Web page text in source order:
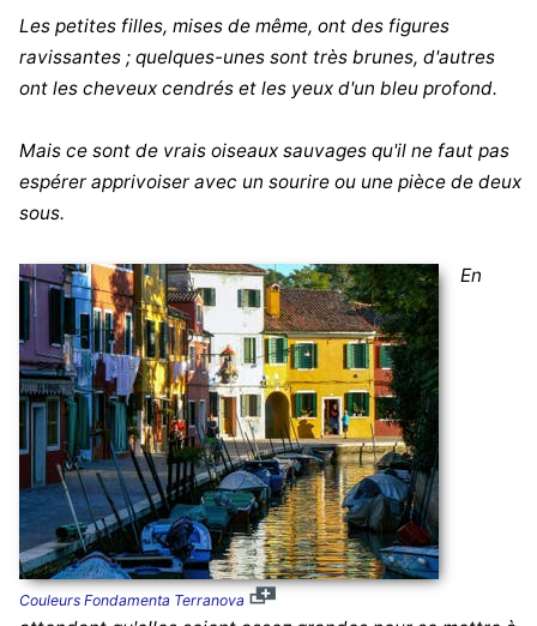
Les petites filles, mises de même, ont des figures
ravissantes ; quelques-unes sont très brunes, d'autres
ont les cheveux cendrés et les yeux d'un bleu profond.
Mais ce sont de vrais oiseaux sauvages qu'il ne faut pas
espérer apprivoiser avec un sourire ou une pièce de deux
sous.
Couleurs Fondamenta Terranova
En